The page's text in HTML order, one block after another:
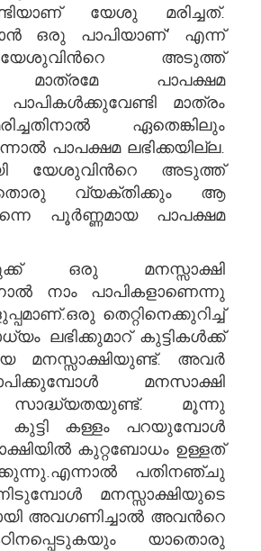
യേശു മരിച്ചത്.
ഒരു പാപിയാണ്' എന്ന്
അടുത്ത്
മാത്രമേ പാപക്ഷമ
മാത്രം
ഏതെങ്കിലും
പാപക്ഷമ ലഭിക്കയില്ല.
യേശുവിന്‍റെ അടുത്ത്
വ്യക്തിക്കും ആ
പൂര്‍ണ്ണമായ പാപക്ഷമ
ഒരു മനസ്സാക്ഷി
നാം പാപികളാണെന്നു
തെറ്റിനെക്കുറിച്ച്
ലഭിക്കുമാറ് കുട്ടികള്‍ക്ക്
മനസ്സാക്ഷിയുണ്ട്. അവര്‍
മനസാക്ഷി
സാദ്ധ്യതയുണ്ട്. മൂന്നു
കള്ളം പറയുമ്പോള്‍
കുറ്റബോധം ഉള്ളത്
പതിനഞ്ചു
മനസ്സാക്ഷിയുടെ
അവഗണിച്ചാല്‍ അവന്‍റെ
യാതൊരു